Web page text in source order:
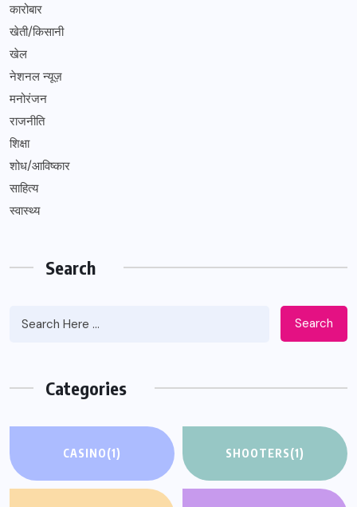
कारोबार
खेती/किसानी
खेल
नेशनल न्यूज़
मनोरंजन
राजनीति
शिक्षा
शोध/आविष्कार
साहित्य
स्वास्थ्य
Search
Search
Categories
CASINO(1) SHOOTERS(1)